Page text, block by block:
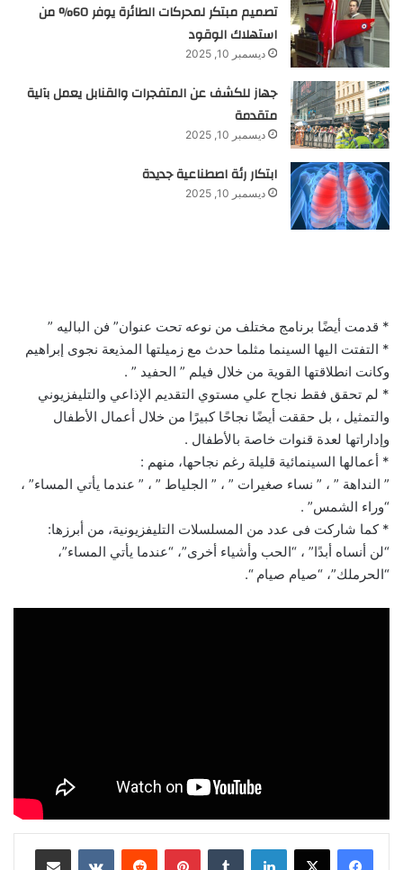
تصميم مبتكر لمحركات الطائرة يوفر 60% من
استهلاك الوقود
ديسمبر 10, 2025
جهاز للكشف عن المتفجرات والقنابل يعمل بآلية
متقدمة
ديسمبر 10, 2025
ابتكار رئة اصطناعية جديدة
ديسمبر 10, 2025
* قدمت أيضًا برنامج مختلف من نوعه تحت عنوان” فن الباليه ”
* التفتت اليها السينما مثلما حدث مع زميلتها المذيعة نجوى إبراهيم
وكانت انطلاقتها القوية من خلال فيلم ” الحفيد ” .
* لم تحقق فقط نجاح علي مستوي التقديم الإذاعي والتليفزيوني
والتمثيل ، بل حققت أيضًا نجاحًا كبيرًا من خلال أعمال الأطفال
وإداراتها لعدة قنوات خاصة بالأطفال .
* أعمالها السينمائية قليلة رغم نجاحها، منهم :
” النداهة ” ، ” نساء صغيرات ” ، ” الجلياط ” ، ” عندما يأتي المساء” ،
“وراء الشمس” .
* كما شاركت فى عدد من المسلسلات التليفزيونية، من أبرزها:
“لن أنساه أبدًا” ، “الحب وأشياء أخرى”، “عندما يأتي المساء”،
“الحرملك”، “صيام صيام “.
لينكدإن بينتيريست